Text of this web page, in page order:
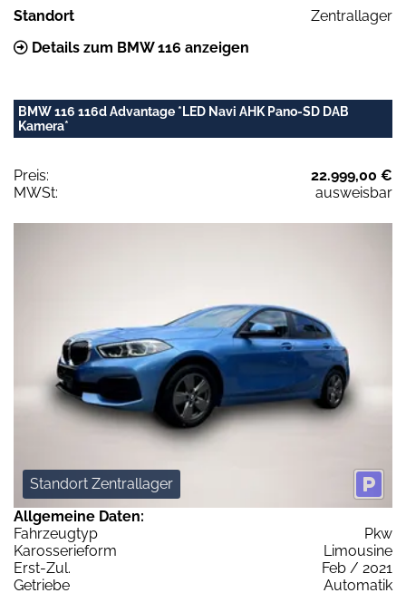
Standort
Zentrallager
Details zum BMW 116 anzeigen
BMW 116 116d Advantage *LED Navi AHK Pano-SD DAB
Kamera*
Preis:
22.999,00 €
MWSt:
ausweisbar
Standort Zentrallager
Allgemeine Daten:
Fahrzeugtyp
Pkw
Karosserieform
Limousine
Erst-Zul.
Feb / 2021
Getriebe
Automatik